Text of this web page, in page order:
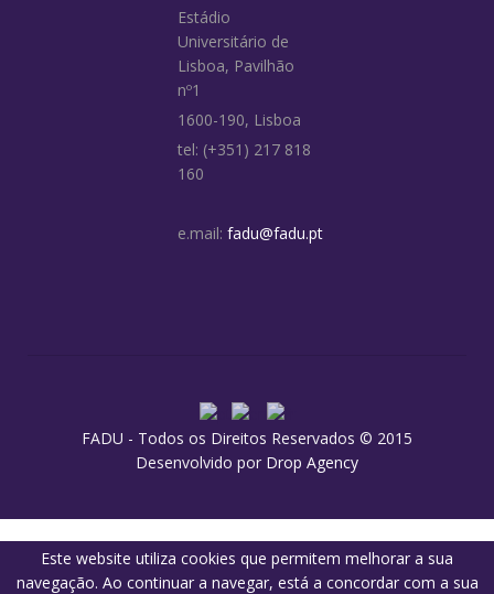
Estádio
Universitário de
Lisboa, Pavilhão
nº1
1600-190, Lisboa
tel: (+351) 217 818
160
e.mail: fadu@fadu.pt
FADU - Todos os Direitos Reservados © 2015
Desenvolvido por Drop Agency
Este website utiliza cookies que permitem melhorar a sua
navegação. Ao continuar a navegar, está a concordar com a sua